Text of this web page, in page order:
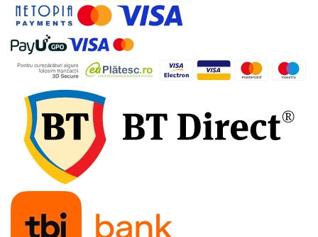
Camin distribuitor
Scule montaj irigatii
Solutii pentru tratarea tevilor de
Casa si gradina
Mobilier gradina si terasa
Casute de gradina
Scule si unelte gradina
Separatoare de gazon
Geocelule terasamente
Pavele ecologice